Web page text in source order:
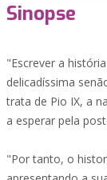
Sinopse
"Escrever a
delicadíssima
trata de Pio IX, a
a esperar pela
"Por tanto, o